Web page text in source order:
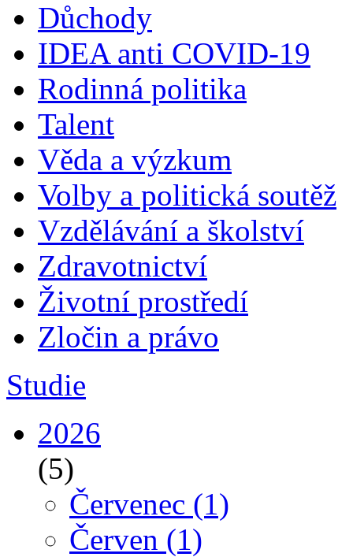
Důchody
IDEA anti COVID-19
Rodinná politika
Talent
Věda a výzkum
Volby a politická soutěž
Vzdělávání a školství
Zdravotnictví
Životní prostředí
Zločin a právo
Studie
2026
(5)
Červenec (1)
Červen (1)